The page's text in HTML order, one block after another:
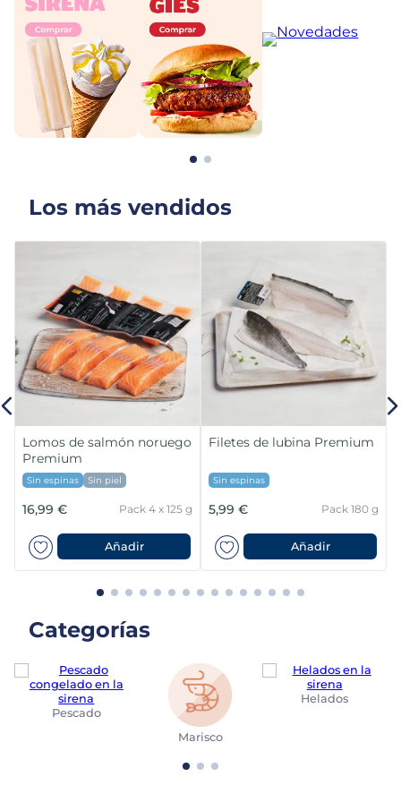
Los más vendidos
Lomos de salmón noruego
Premium
Sin espinas Sin piel
16,99 € Pack 4 x 125 g
Añadir
Filetes de lubina Premium
Sin espinas
5,99 € Pack 180 g
Añadir
Categorías
Pescado
Marisco
Helados